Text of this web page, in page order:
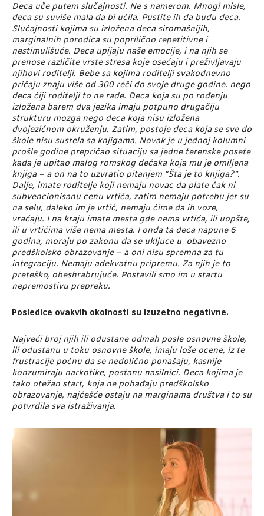
Deca uče putem slučajnosti. Ne s namerom. Mnogi misle,
deca su suviše mala da bi učila. Pustite ih da budu deca.
Slučajnosti kojima su izložena deca siromašnijih,
marginalnih porodica su poprilično repetitivne i
nestimulišuće. Deca upijaju naše emocije, i na njih se
prenose različite vrste stresa koje osećaju i preživljavaju
njihovi roditelji. Bebe sa kojima roditelji svakodnevno
pričaju znaju više od 300 reči do svoje druge godine. nego
deca čiji roditelji to ne rade. Deca koja su po rođenju
izložena barem dva jezika imaju potpuno drugačiju
strukturu mozga nego deca koja nisu izložena
dvojezičnom okruženju. Zatim, postoje deca koja se sve do
škole nisu susrela sa knjigama. Novak je u jednoj kolumni
prošle godine prepričao situaciju sa jedne terenske posete
kada je upitao malog romskog dečaka koja mu je omiljena
knjiga – a on na to uzvratio pitanjem “Šta je to knjiga?”.
Dalje, imate roditelje koji nemaju novac da plate čak ni
subvencionisanu cenu vrtića, zatim nemaju potrebu jer su
na selu, daleko im je vrtić, nemaju čime da ih voze,
vraćaju. I na kraju imate mesta gde nema vrtića, ili uopšte,
ili u vrtićima više nema mesta. I onda ta deca napune 6
godina, moraju po zakonu da se ukljuce u obavezno
predškolsko obrazovanje – a oni nisu spremna za tu
integraciju. Nemaju adekvatnu pripremu. Za njih je to
preteško, obeshrabrujuće. Postavili smo im u startu
nepremostivu prepreku.
Posledice ovakvih okolnosti su izuzetno negativne.
Najveći broj njih ili odustane odmah posle osnovne škole,
ili odustanu u toku osnovne škole, imaju loše ocene, iz te
frustracije počnu da se nedolično ponašaju, kasnije
konzumiraju narkotike, postanu nasilnici. Deca kojima je
tako otežan start, koja ne pohađaju predškolsko
obrazovanje, najčešće ostaju na marginama društva i to su
potvrdila sva istraživanja.